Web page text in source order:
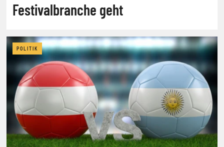
Festivalbranche geht
POLITIK